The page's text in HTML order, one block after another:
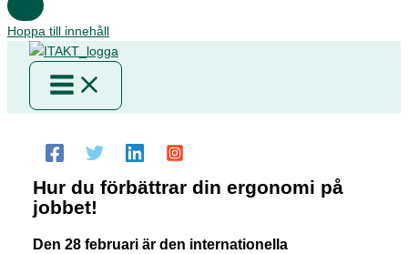
Hoppa till innehåll
Hur du förbättrar din ergonomi på
jobbet!
Den 28 februari är den internationella